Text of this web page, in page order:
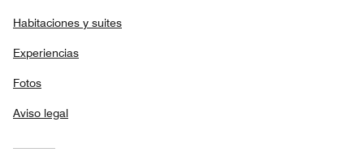
Habitaciones y suites
Experiencias
Fotos
Aviso legal